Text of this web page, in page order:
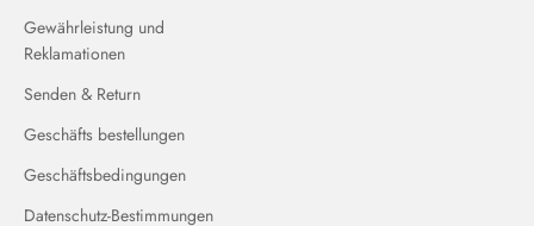
Gewährleistung und
Reklamationen
Senden & Return
Geschäfts bestellungen
Geschäftsbedingungen
Datenschutz-Bestimmungen